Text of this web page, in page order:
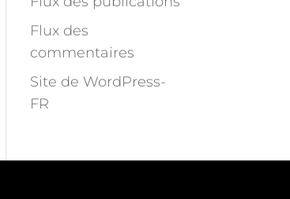
Flux des
commentaires
Site de WordPress-
FR